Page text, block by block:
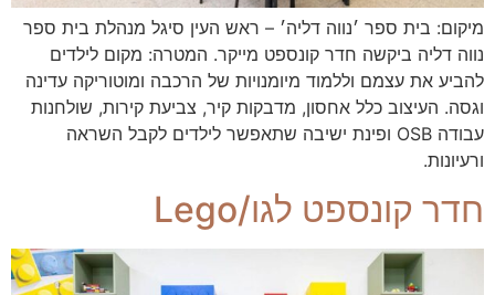
מיקום: בית ספר ׳נווה דליה׳ – ראש העין סיגל מנהלת בית ספר
נווה דליה ביקשה חדר קונספט מייקר. המטרה: מקום לילדים
להביע את עצמם וללמוד מיומנויות של הרכבה ומוטוריקה עדינה
וגסה. העיצוב כלל אחסון, מדבקות קיר, צביעת קירות, שולחנות
עבודה OSB ופינת ישיבה שתאפשר לילדים לקבל השראה
ורעיונות.
חדר קונספט לגו/Lego